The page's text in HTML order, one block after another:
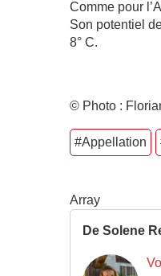
Comme pour
Son potentiel
8° C.
© Photo :
#Appellation
Array
De Solene